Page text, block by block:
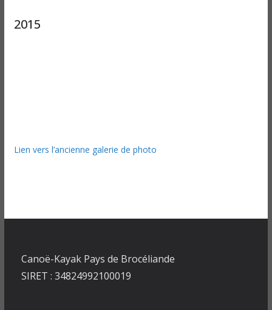
2015
Lien vers l’ancienne galerie de photo
Canoë-Kayak Pays de Brocéliande
SIRET : 34824992100019